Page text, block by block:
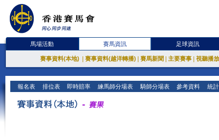
馬場活動 賽馬資訊 足球資訊
賽事資料(本地) 賽事資料(越洋轉播) 賽馬新聞 主要賽事 視聽播
報名表 排位表 即時賠率 練馬師分場表 騎師分場表 參考資料 統